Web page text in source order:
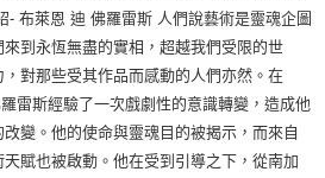
- 布萊恩 迪 佛羅雷斯 人們說藝術是靈魂企圖
到永恆無盡的實相，超越我們受限的世
對那些受其作品而感動的人們亦然。在
雷斯經驗了一次戲劇性的意識轉變，造成他
變。他的使命與靈魂目的被揭示，而來自
賦也被啟動。他在受到引導之下，從南加